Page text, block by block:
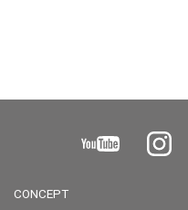
CONCEPT